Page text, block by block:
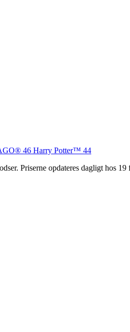
46 Harry Potter™ 44
Priserne opdateres dagligt hos 19